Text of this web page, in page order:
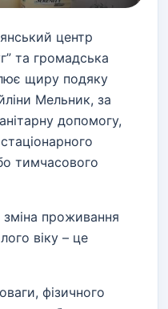
центр
та громадська
щиру подяку
Мельник, за
допомогу,
тимчасового
проживання
віку – це
фізичного